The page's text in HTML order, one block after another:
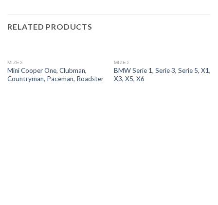
RELATED PRODUCTS
ΜΙΖΕΣ
Mini Cooper One, Clubman,
Countryman, Paceman, Roadster
ΜΙΖΕΣ
BMW Serie 1, Serie 3, Serie 5, X1,
X3, X5, X6